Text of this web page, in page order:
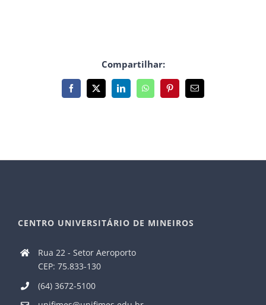
Compartilhar:
Facebook
X LinkedInWhatsAppPinterest
E-
mail
CENTRO UNIVERSITÁRIO DE MINEIROS
Rua 22 - Setor Aeroporto
CEP: 75.833-130
(64) 3672-5100